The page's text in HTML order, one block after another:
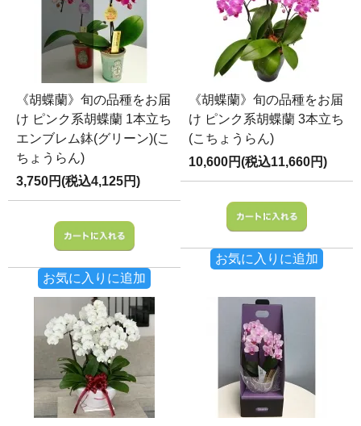
《胡蝶蘭》旬の品種をお届
け ピンク系胡蝶蘭 1本立ち
エンブレム鉢(グリーン)(こ
ちょうらん)
3,750円(税込4,125円)
お気に入りに追加
《胡蝶蘭》旬の品種をお届
け ピンク系胡蝶蘭 3本立ち
(こちょうらん)
10,600円(税込11,660円)
お気に入りに追加